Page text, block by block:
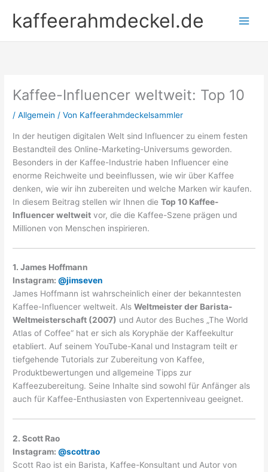
Inhaltkaffeerahmdeckel.de
Kaffee-Influencer weltweit: Top 10
/Allgemein / Von Kaffeerahmdeckelsammler
In der heutigen digitalen Welt sind Influencer zu einem festen
Bestandteil des Online-Marketing-Universums geworden.
Besonders in der Kaffee-Industrie haben Influencer eine
enorme Reichweite und beeinflussen, wie wir über Kaffee
denken, wie wir ihn zubereiten und welche Marken wir kaufen.
In diesem Beitrag stellen wir Ihnen dieTop 10 Kaffee-
Influencer weltweit vor, die die Kaffee-Szene prägen und
Millionen von Menschen inspirieren.
1. James Hoffmann
Instagram:@jimseven
James Hoffmann ist wahrscheinlich einer der bekanntesten
Kaffee-Influencer weltweit. AlsWeltmeister der Barista-
Weltmeisterschaft (2007) und Autor des Buches „The World
Atlas of Coffee“ hat er sich als Koryphäe der Kaffeekultur
etabliert. Auf seinem YouTube-Kanal und Instagram teilt er
tiefgehende Tutorials zur Zubereitung von Kaffee,
Produktbewertungen und allgemeine Tipps zur
Kaffeezubereitung. Seine Inhalte sind sowohl für Anfänger als
auch für Kaffee-Enthusiasten von Expertenniveau geeignet.
2. Scott Rao
Instagram:@scottrao
Scott Rao ist ein Barista, Kaffee-Konsultant und Autor von